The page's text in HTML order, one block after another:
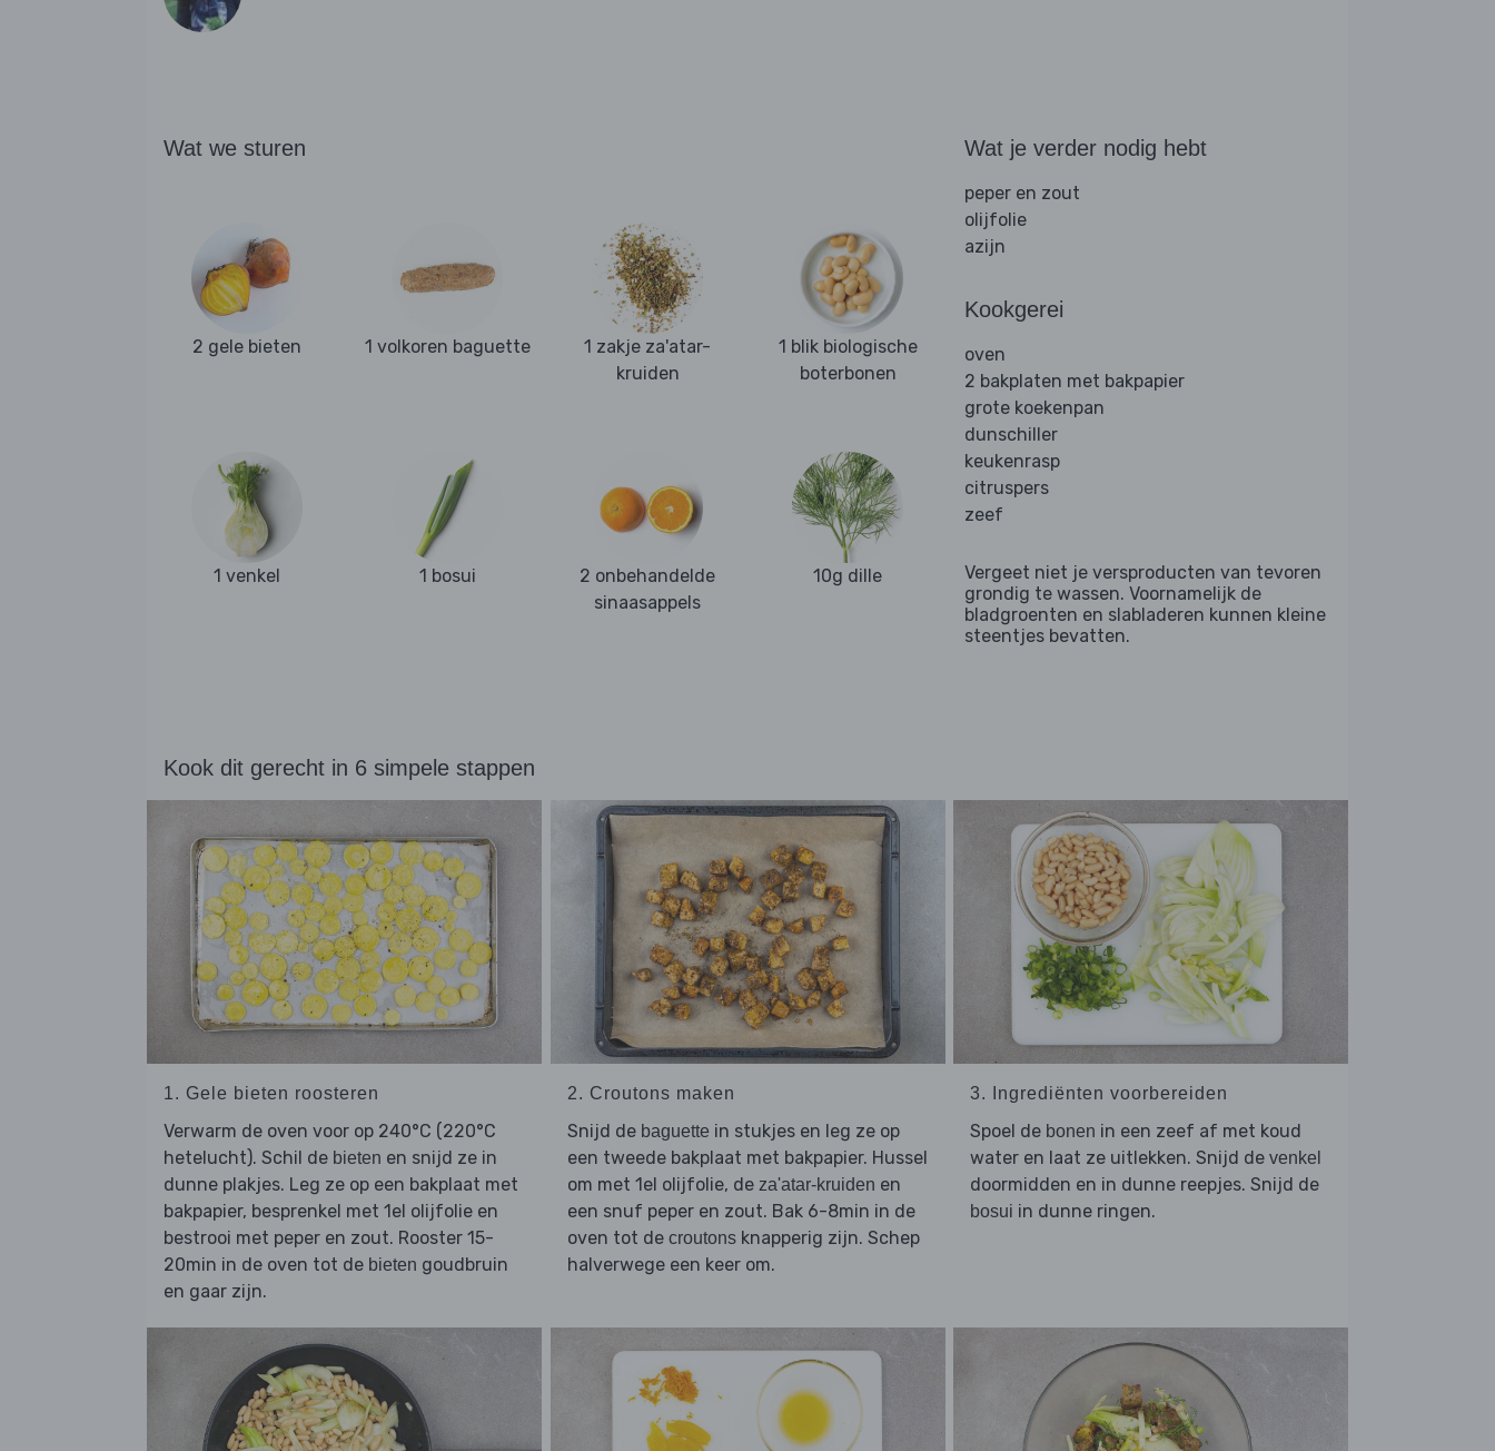
Wat we sturen
2 gele bieten 1 volkoren baguette
1 zakje za'atar-
kruiden
1 blik biologische
boterbonen
1 venkel 1 bosui
2 onbehandelde
sinaasappels
10g dille
Wat je verder nodig hebt
peper en zout
olijfolie
azijn
Kookgerei
oven
2 bakplaten met bakpapier
grote koekenpan
dunschiller
keukenrasp
citruspers
zeef
Vergeet niet je versproducten van tevoren
grondig te wassen. Voornamelijk de
bladgroenten en slabladeren kunnen kleine
steentjes bevatten.
Kook dit gerecht in 6 simpele stappen
1. Gele bieten roosteren
Verwarm de oven voor op 240°C (220°C
hetelucht). Schil de bieten en snijd ze in
dunne plakjes. Leg ze op een bakplaat met
bakpapier, besprenkel met 1el olijfolie en
bestrooi met peper en zout. Rooster 15-
20min in de oven tot de bieten goudbruin
en gaar zijn.
2. Croutons maken
Snijd de baguette in stukjes en leg ze op
een tweede bakplaat met bakpapier. Hussel
om met 1el olijfolie, de za'atar-kruiden en
een snuf peper en zout. Bak 6-8min in de
oven tot de croutonsknapperig zijn. Schep
halverwege een keer om.
3. Ingrediënten voorbereiden
Spoel de bonen in een zeef af met koud
water en laat ze uitlekken. Snijd de venkel
doormidden en in dunne reepjes. Snijd de
bosui in dunne ringen.